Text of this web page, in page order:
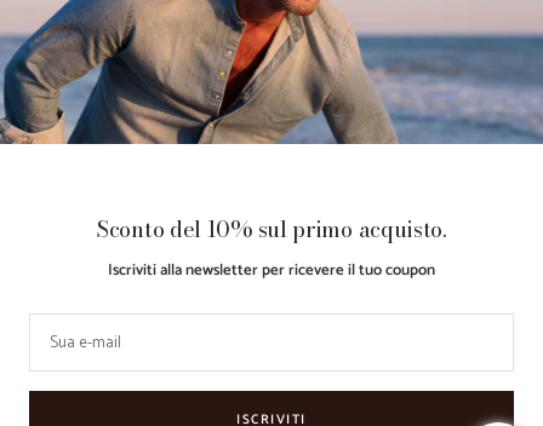
Sconto del 10% sul primo acquisto.
Iscriviti alla newsletter per ricevere il tuo coupon
Sua e-mail
ISCRIVITI
Acquista ora, Paga dopo con
Klarna
Paese/Area
Lingua
Made with ♥
by
Retail
Partner
Le tue preferenze relative alla
privacy